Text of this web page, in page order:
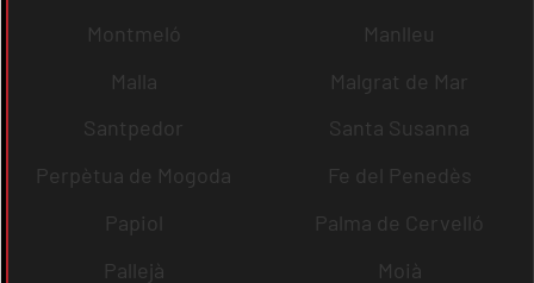
Montmeló
Manlleu
Malla
Malgrat de Mar
Santpedor
Santa Susanna
Perpètua de Mogoda
Fe del Penedès
Papiol
Palma de Cervelló
Pallejà
Moià